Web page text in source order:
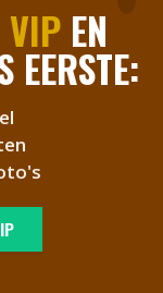
VIPEN
EERSTE: